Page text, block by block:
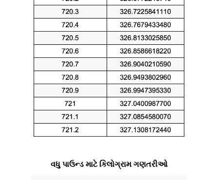
વધુ પાઉન્ડ માટે કિલોગ્રામ ગણતરીઓ